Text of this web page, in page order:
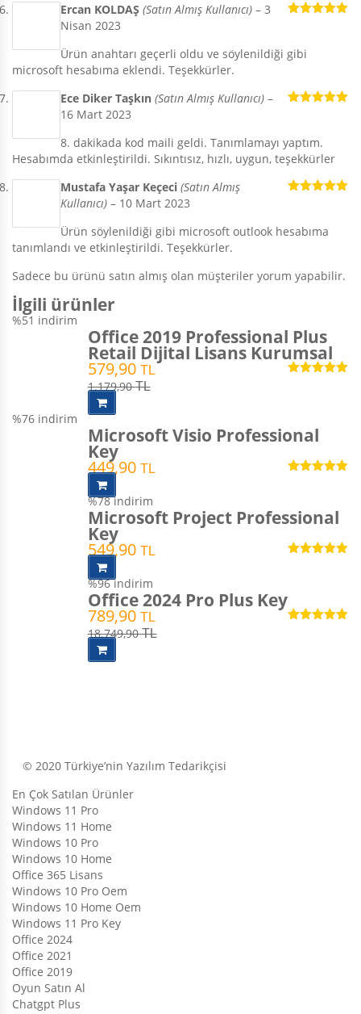
Ercan KOLDAŞ (Satın Almış Kullanıcı) – 3
Nisan 2023
Ürün anahtarı geçerli oldu ve söylenildiği gibi
microsoft hesabıma eklendi. Teşekkürler.
Ece Diker Taşkın (Satın Almış Kullanıcı) –
16 Mart 2023
8. dakikada kod maili geldi. Tanımlamayı yaptım.
Hesabımda etkinleştirildi. Sıkıntısız, hızlı, uygun, teşekkürler
Mustafa Yaşar Keçeci (Satın Almış
Kullanıcı) – 10 Mart 2023
Ürün söylenildiği gibi microsoft outlook hesabıma
tanımlandı ve etkinleştirildi. Teşekkürler.
Sadece bu ürünü satın almış olan müşteriler yorum yapabilir.
İlgili ürünler
%51 indirim
Office 2019 Professional Plus
Retail Dijital Lisans Kurumsal
579,90 TL
1.179,90TL
%76 indirim
Microsoft Visio Professional
Key
449,90 TL
%78indirim
Microsoft Project Professional
Key
549,90 TL
%96indirim
Office 2024 Pro Plus Key
789,90 TL
18.749,90TL
© 2020 Türkiye’nin Yazılım Tedarikçisi
En Çok Satılan Ürünler
Windows 11 Pro
Windows 11 Home
Windows 10 Pro
Windows 10 Home
Office 365 Lisans
Windows 10 Pro Oem
Windows 10 Home Oem
Windows 11 Pro Key
Office 2024
Office 2021
Office 2019
Oyun Satın Al
Chatgpt Plus